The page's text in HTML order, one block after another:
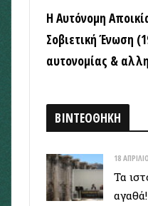
15 ΜΑΡΤΊΟΥ 2026
ΒΙΝΤΕΟ από την
όπου η εξέγερση δεν
12 ΦΕΒΡΟΥΑΡΊΟΥ 2026
ΒΙΝΤΕΟ: Συνέντευξη
Λ. Αλεξάνδρας –
απεργό πείνας